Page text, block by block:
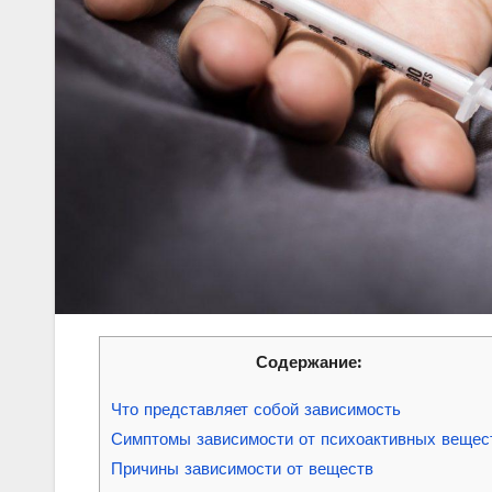
Содержание:
Что представляет собой зависимость
Симптомы зависимости от психоактивных
Причины зависимости от веществ